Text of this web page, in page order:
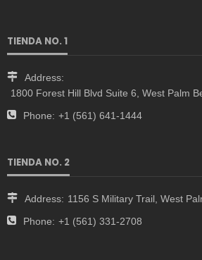
TIENDA NO. 1
Address:
1800 Forest Hill Blvd Suite 6, West Palm
Phone: +1 (561) 641-1444
TIENDA NO. 2
Address: 1156 S Military Trail, West
Phone: +1 (561) 331-2708